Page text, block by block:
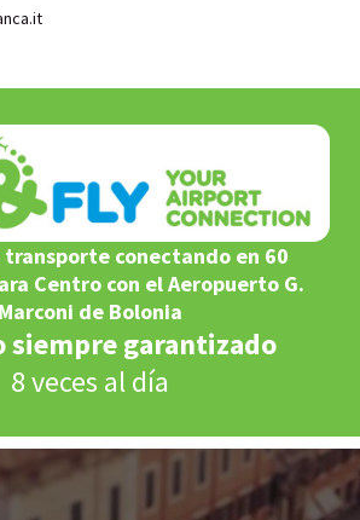
conectando en 60
Centro con el Aeropuerto G.
Marconi de Bolonia
siempre garantizado
8 veces al día